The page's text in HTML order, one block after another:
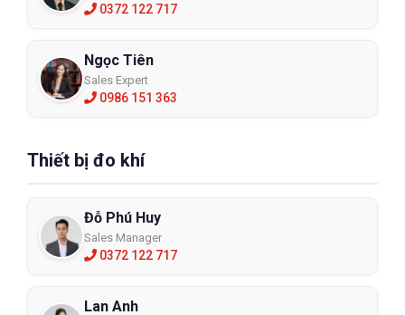
0372 122 717
Ngọc Tiên
Sales Expert
0986 151 363
Thiết bị đo khí
Đỗ Phú Huy
Sales Manager
0372 122 717
Lan Anh